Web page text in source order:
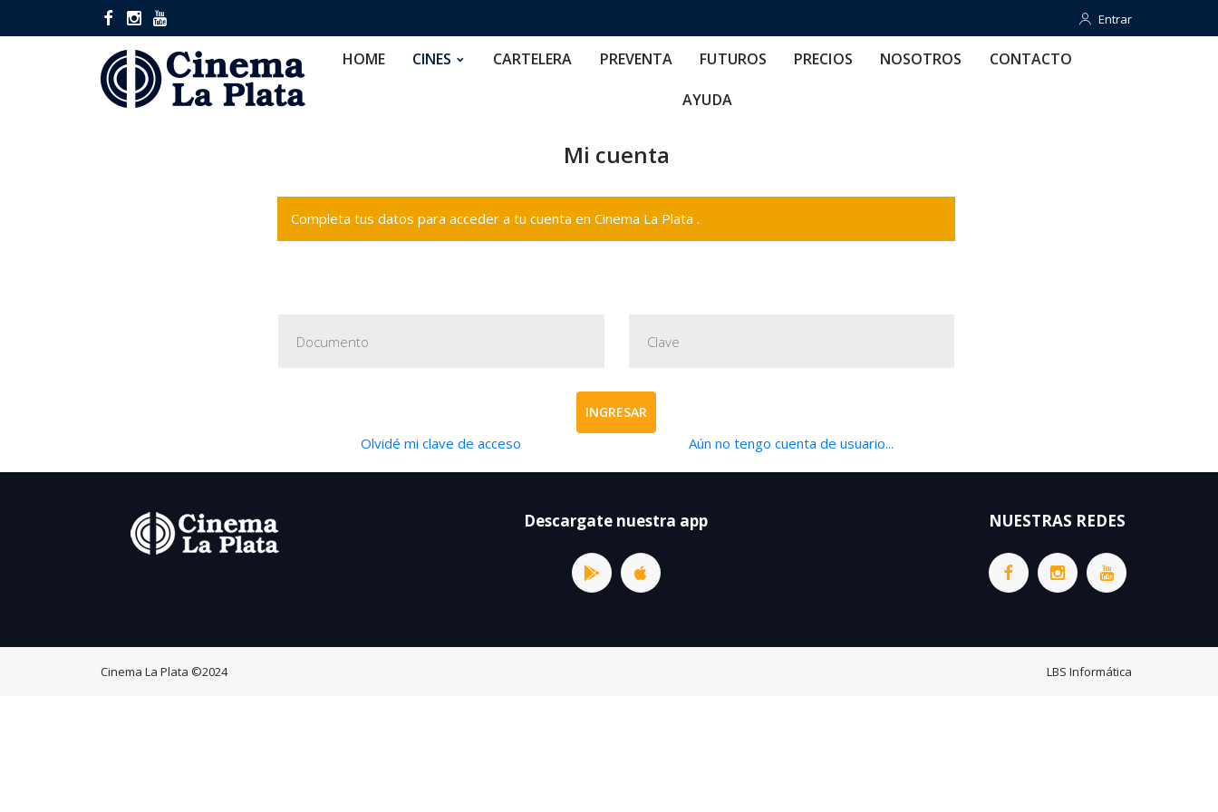
Entrar
Entrar
HOME CINES CARTELERA PREVENTA FUTUROS PRECIOS NOSOTROS CONTACTO
AYUDA
Mi cuenta
Completa tus datos para acceder a tu cuenta en Cinema La Plata .
INGRESAR
Olvidé mi clave de acceso Aún no tengo cuenta de usuario...
Descargate nuestra app NUESTRAS REDES
Cinema La Plata ©2024 LBS Informática